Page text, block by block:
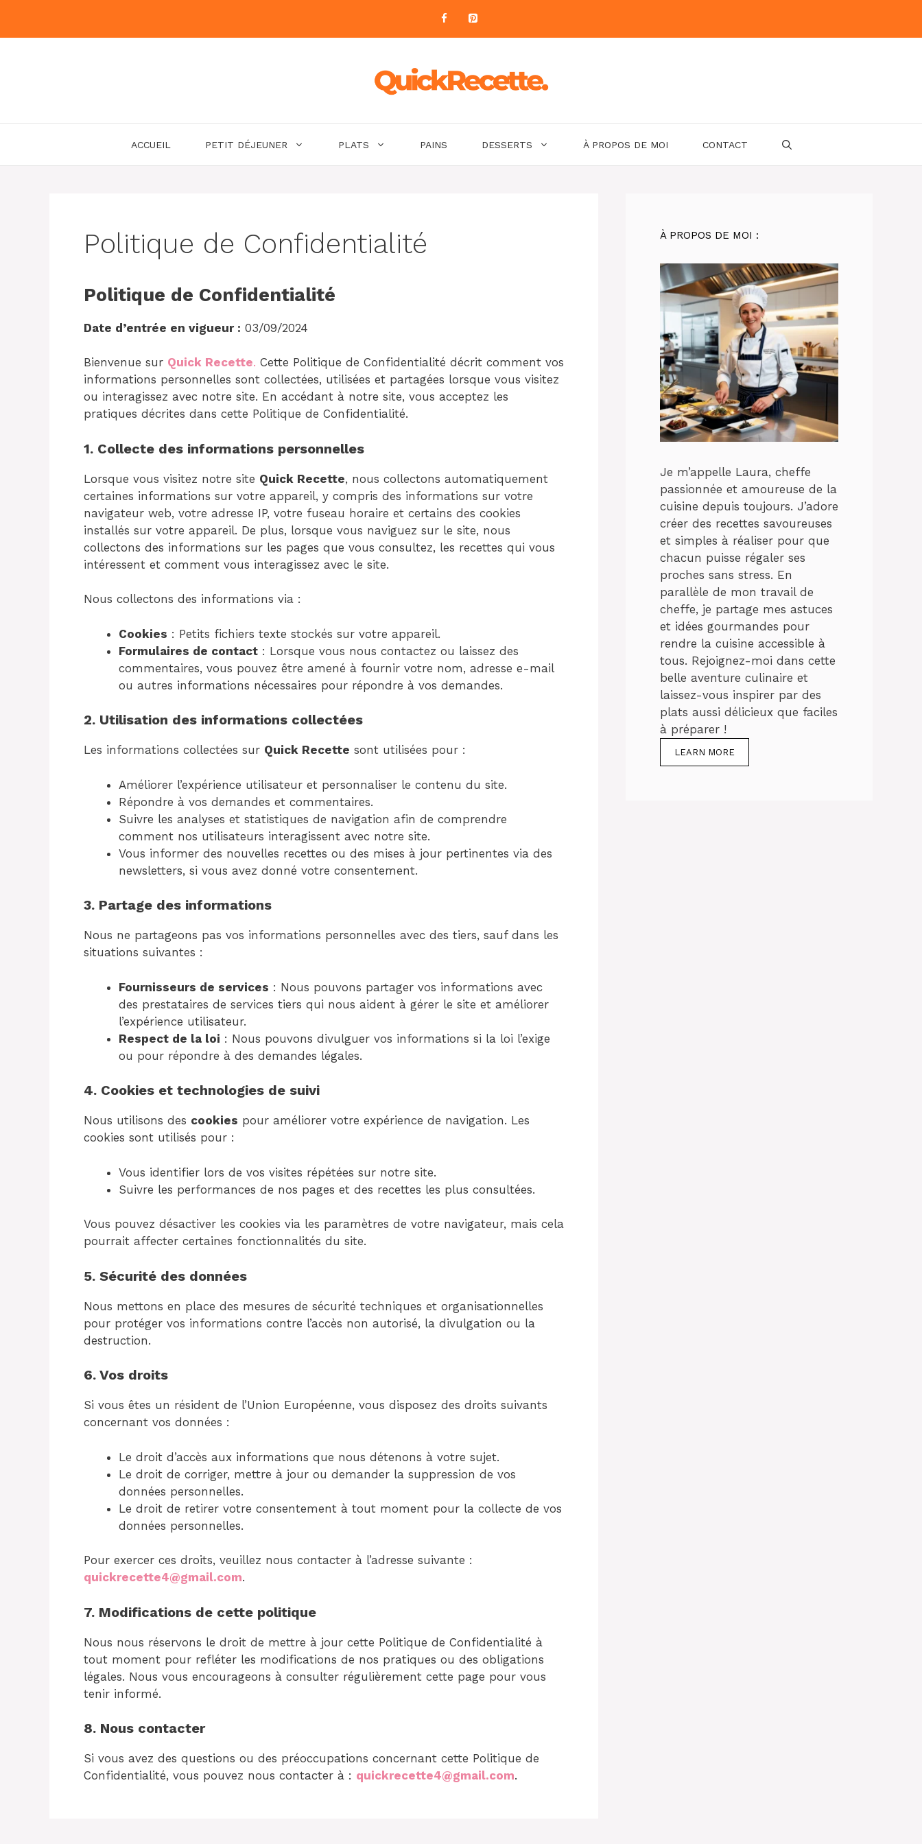
contenu
ACCUEIL PETIT DÉJEUNER PLATS PAINS DESSERTS À PROPOS DE MOI CONTACT
Politique de Confidentialité
Politique de Confidentialité
Date d’entrée en vigueur : 03/09/2024
Bienvenue sur Quick Recette. Cette Politique de Confidentialité décrit comment vos
informations personnelles sont collectées, utilisées et partagées lorsque vous visitez
ou interagissez avec notre site. En accédant à notre site, vous acceptez les
pratiques décrites dans cette Politique de Confidentialité.
1. Collecte des informations personnelles
Lorsque vous visitez notre site Quick Recette, nous collectons automatiquement
certaines informations sur votre appareil, y compris des informations sur votre
navigateur web, votre adresse IP, votre fuseau horaire et certains des cookies
installés sur votre appareil. De plus, lorsque vous naviguez sur le site, nous
collectons des informations sur les pages que vous consultez, les recettes qui vous
intéressent et comment vous interagissez avec le site.
Nous collectons des informations via :
Cookies : Petits fichiers texte stockés sur votre appareil.
Formulaires de contact : Lorsque vous nous contactez ou laissez des
commentaires, vous pouvez être amené à fournir votre nom, adresse e-mail
ou autres informations nécessaires pour répondre à vos demandes.
2. Utilisation des informations collectées
Les informations collectées sur Quick Recette sont utilisées pour :
Améliorer l’expérience utilisateur et personnaliser le contenu du site.
Répondre à vos demandes et commentaires.
Suivre les analyses et statistiques de navigation afin de comprendre
comment nos utilisateurs interagissent avec notre site.
Vous informer des nouvelles recettes ou des mises à jour pertinentes via des
newsletters, si vous avez donné votre consentement.
3. Partage des informations
Nous ne partageons pas vos informations personnelles avec des tiers, sauf dans les
situations suivantes :
Fournisseurs de services : Nous pouvons partager vos informations avec
des prestataires de services tiers qui nous aident à gérer le site et améliorer
l’expérience utilisateur.
Respect de la loi : Nous pouvons divulguer vos informations si la loi l’exige
ou pour répondre à des demandes légales.
4. Cookies et technologies de suivi
Nous utilisons des cookies pour améliorer votre expérience de navigation. Les
cookies sont utilisés pour :
Vous identifier lors de vos visites répétées sur notre site.
Suivre les performances de nos pages et des recettes les plus consultées.
Vous pouvez désactiver les cookies via les paramètres de votre navigateur, mais cela
pourrait affecter certaines fonctionnalités du site.
5. Sécurité des données
Nous mettons en place des mesures de sécurité techniques et organisationnelles
pour protéger vos informations contre l’accès non autorisé, la divulgation ou la
destruction.
6. Vos droits
Si vous êtes un résident de l’Union Européenne, vous disposez des droits suivants
concernant vos données :
Le droit d’accès aux informations que nous détenons à votre sujet.
Le droit de corriger, mettre à jour ou demander la suppression de vos
données personnelles.
Le droit de retirer votre consentement à tout moment pour la collecte de vos
données personnelles.
Pour exercer ces droits, veuillez nous contacter à l’adresse suivante :
quickrecette4@gmail.com.
7. Modifications de cette politique
Nous nous réservons le droit de mettre à jour cette Politique de Confidentialité à
tout moment pour refléter les modifications de nos pratiques ou des obligations
légales. Nous vous encourageons à consulter régulièrement cette page pour vous
tenir informé.
8. Nous contacter
Si vous avez des questions ou des préoccupations concernant cette Politique de
Confidentialité, vous pouvez nous contacter à : quickrecette4@gmail.com.
À PROPOS DE MOI :
Je m’appelle Laura, cheffe
passionnée et amoureuse de la
cuisine depuis toujours. J’adore
créer des recettes savoureuses
et simples à réaliser pour que
chacun puisse régaler ses
proches sans stress. En
parallèle de mon travail de
cheffe, je partage mes astuces
et idées gourmandes pour
rendre la cuisine accessible à
tous. Rejoignez-moi dans cette
belle aventure culinaire et
laissez-vous inspirer par des
plats aussi délicieux que faciles
à préparer !
LEARN MORE